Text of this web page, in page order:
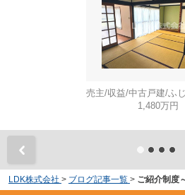
1,480万円
LDK株式会社 > ブログ記事一覧 > ご紹介制度